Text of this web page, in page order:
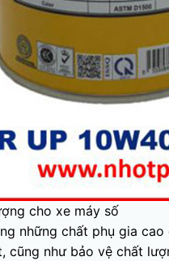
cho xe máy số
những chất phụ gia
cũng như bảo vệ chất